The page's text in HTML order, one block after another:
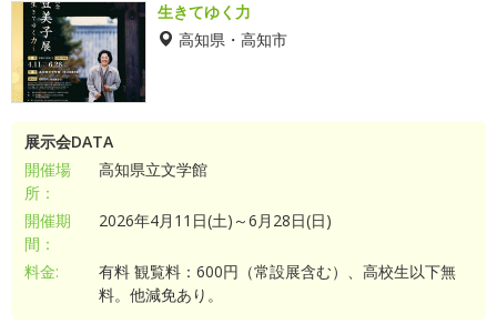
生きてゆく力
高知県・高知市
展示会DATA
開催場
所：
高知県立文学館
開催期
間：
2026年4月11日(土)～6月28日(日)
料金:
有料 観覧料：600円（常設展含む）、高校生以下無
料。他減免あり。